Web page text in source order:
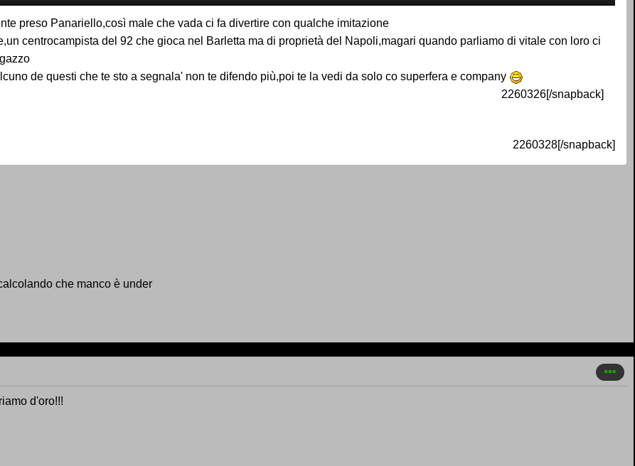
preso Panariello,così male che vada ci fa divertire con qualche imitazione
centrocampista del 92 che gioca nel Barletta ma di proprietà del Napoli,magari quando parliamo di vitale con loro ci
de questi che te sto a segnala' non te difendo più,poi te la vedi da solo co superfera e company
2260326[/snapback]
2260328[/snapback]
che manco è under
d'oro!!!